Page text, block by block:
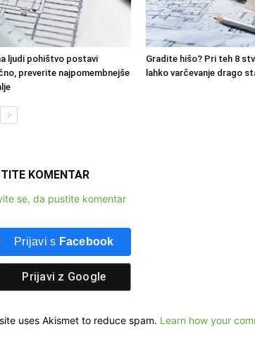
ljudi pohištvo postavi
preverite najpomembnejše
Gradite hišo? Pri teh 8
lahko varčevanje drago
KOMENTAR
se, da pustite komentar
Prijavi s Facebook
Prijavi z Google
uses Akismet to reduce spam. Learn how your